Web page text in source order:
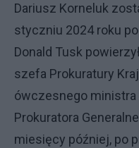
Dariusz Korneluk
styczniu 2024 roku
Donald Tusk
szefa Prokuratury
ówczesnego
Prokuratora
miesięcy później, po